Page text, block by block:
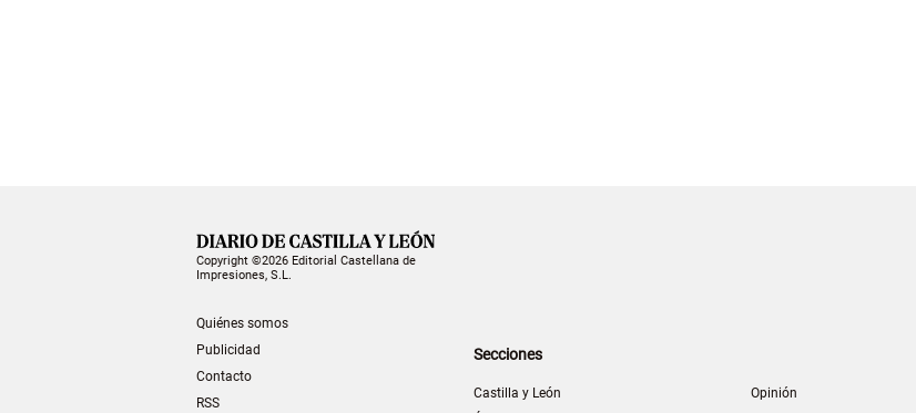
Copyright ©2026 Editorial Castellana de
Impresiones, S.L.
Quiénes somos
Publicidad
Contacto
RSS
Secciones
Castilla y León
Opinión